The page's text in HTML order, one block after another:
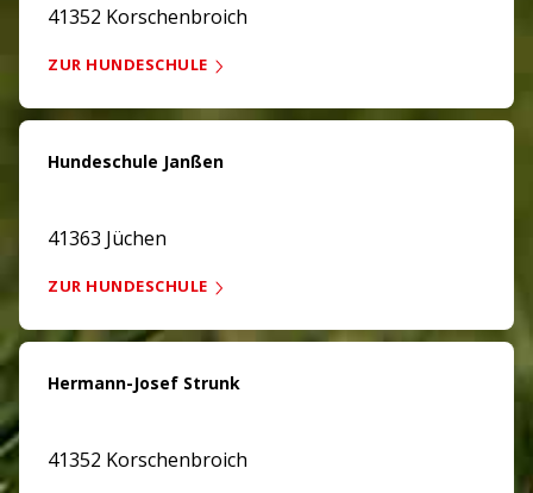
41352 Korschenbroich
ZUR HUNDESCHULE
Hundeschule Janßen
41363 Jüchen
ZUR HUNDESCHULE
Hermann-Josef Strunk
41352 Korschenbroich